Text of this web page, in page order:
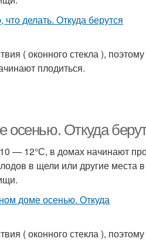
( оконного стекла ),
плодиться.
осенью. Откуда
— 12°С, в домах начинают
в щели или другие места
( оконного стекла ),